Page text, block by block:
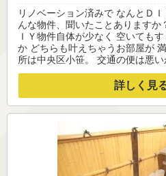
リノベーション済みで なんとＤ
んな物件、聞いたことありますか
ＩＹ物件自体が少なく 空いても
か どちらも叶えちゃうお部屋が
所は中央区小笹。 交通の便は悪い
詳しく見